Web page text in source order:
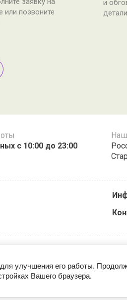
или позвоните
и
с 10:00 до 23:00
© 2023 - 2026
улучшения его работы.
Вашего браузера.